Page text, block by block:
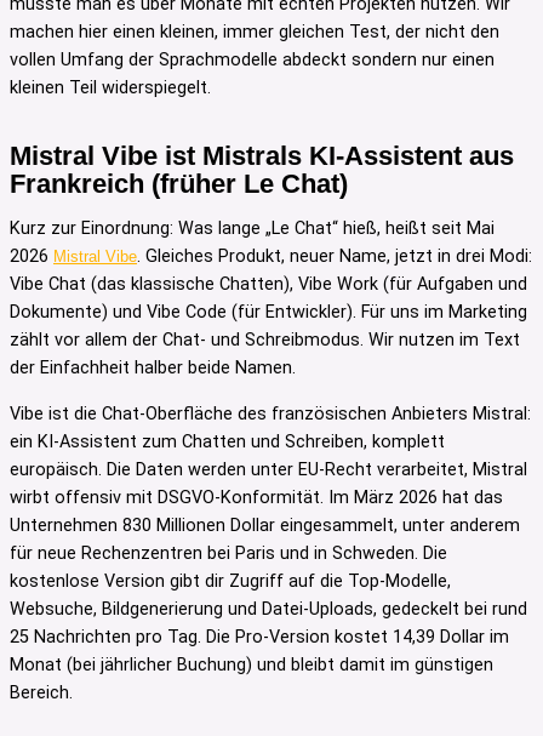
müsste man es über Monate mit echten Projekten nutzen. Wir
machen hier einen kleinen, immer gleichen Test, der nicht den
vollen Umfang der Sprachmodelle abdeckt sondern nur einen
kleinen Teil widerspiegelt.
Mistral Vibe ist Mistrals KI-Assistent aus
Frankreich (früher Le Chat)
Kurz zur Einordnung: Was lange „Le Chat“ hieß, heißt seit Mai
2026 Mistral Vibe. Gleiches Produkt, neuer Name, jetzt in drei Modi:
Vibe Chat (das klassische Chatten), Vibe Work (für Aufgaben und
Dokumente) und Vibe Code (für Entwickler). Für uns im Marketing
zählt vor allem der Chat- und Schreibmodus. Wir nutzen im Text
der Einfachheit halber beide Namen.
Vibe ist die Chat-Oberfläche des französischen Anbieters Mistral:
ein KI-Assistent zum Chatten und Schreiben, komplett
europäisch. Die Daten werden unter EU-Recht verarbeitet, Mistral
wirbt offensiv mit DSGVO-Konformität. Im März 2026 hat das
Unternehmen 830 Millionen Dollar eingesammelt, unter anderem
für neue Rechenzentren bei Paris und in Schweden. Die
kostenlose Version gibt dir Zugriff auf die Top-Modelle,
Websuche, Bildgenerierung und Datei-Uploads, gedeckelt bei rund
25 Nachrichten pro Tag. Die Pro-Version kostet 14,39 Dollar im
Monat (bei jährlicher Buchung) und bleibt damit im günstigen
Bereich.